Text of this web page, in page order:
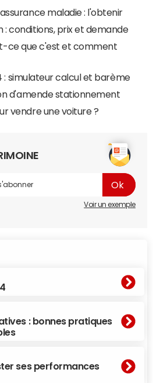
maladie : l'obtenir
conditions, prix et demande
ce que c'est et comment
: simulateur calcul et barème
d'amende stationnement
vendre une voiture ?
Voir un exemple
: bonnes pratiques
ses performances